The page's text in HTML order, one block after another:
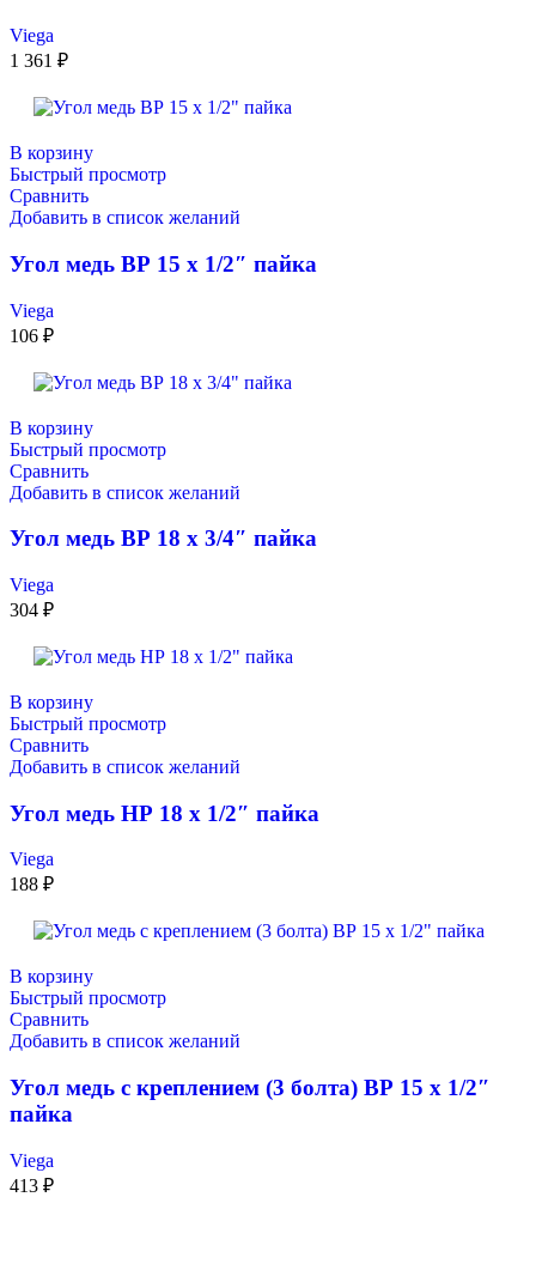
Viega
1 361 ₽
В корзину
Быстрый просмотр
Сравнить
Добавить в список желаний
Угол медь ВР 15 х 1/2″ пайка
Viega
106 ₽
В корзину
Быстрый просмотр
Сравнить
Добавить в список желаний
Угол медь ВР 18 х 3/4″ пайка
Viega
304 ₽
В корзину
Быстрый просмотр
Сравнить
Добавить в список желаний
Угол медь НР 18 х 1/2″ пайка
Viega
188 ₽
В корзину
Быстрый просмотр
Сравнить
Добавить в список желаний
Угол медь с креплением (3 болта) ВР 15 х 1/2″
пайка
Viega
413 ₽